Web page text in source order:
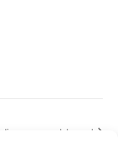
avec un adolescent